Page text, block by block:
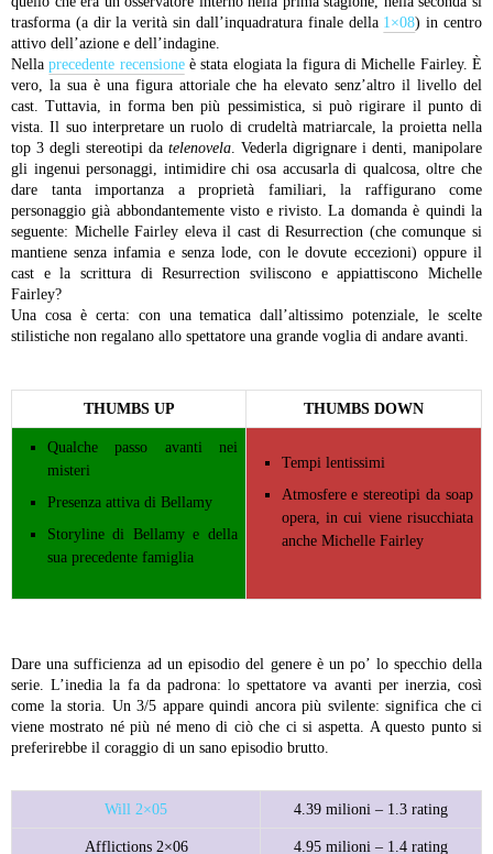
trasforma (a dir la verità sin dall’inquadratura finale della 1×08) in centro
attivo dell’azione e dell’indagine.
Nellaprecedente recensioneè stata elogiata la figura di Michelle Fairley. È
vero, la sua è una figura attoriale che ha elevato senz’altro il livello del
cast. Tuttavia, in forma ben più pessimistica, si può rigirare il punto di
vista. Il suo interpretare un ruolo di crudeltà matriarcale, la proietta nella
top 3 degli stereotipi da telenovela . Vederla digrignare i denti, manipolare
gli ingenui personaggi, intimidire chi osa accusarla di qualcosa, oltre che
dare tanta importanza a proprietà familiari, la raffigurano come
personaggio già abbondantemente visto e rivisto. La domanda è quindi la
seguente: Michelle Fairley eleva il cast di Resurrection (che comunque si
mantiene senza infamia e senza lode, con le dovute eccezioni) oppure il
cast e la scrittura di Resurrection sviliscono e appiattiscono Michelle
Fairley?
Una cosa è certa: con una tematica dall’altissimo potenziale, le scelte
stilistiche non regalano allo spettatore una grande voglia di andare avanti.
THUMBS UP THUMBS DOWN
Qualche passo avanti nei
misteri
Presenza attiva di Bellamy
Storyline di Bellamy e della
sua precedente famiglia
Tempi lentissimi
Atmosfere e stereotipi da soap
opera, in cui viene risucchiata
anche Michelle Fairley
Dare una sufficienza ad un episodio del genere è un po’ lo specchio della
serie. L’inedia la fa da padrona: lo spettatore va avanti per inerzia, così
come la storia. Un 3/5 appare quindi ancora più svilente: significa che ci
viene mostrato né più né meno di ciò che ci si aspetta. A questo punto si
preferirebbe il coraggio di un sano episodio brutto.
Will 2×05 4.39 milioni – 1.3 rating
Afflictions 2×06 4.95 milioni – 1.4 rating